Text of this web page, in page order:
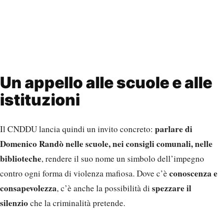
Un appello alle scuole e alle
istituzioni
Il CNDDU lancia quindi un invito concreto: parlare di
Domenico Randò nelle scuole, nei consigli comunali, nelle
biblioteche, rendere il suo nome un simbolo dell’impegno
contro ogni forma di violenza mafiosa. Dove c’èconoscenza e
consapevolezza, c’è anche la possibilità di spezzare il
silenzioche la criminalità pretende.